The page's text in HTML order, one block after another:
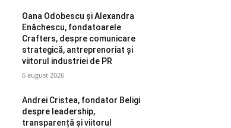
Oana Odobescu și Alexandra
Enăchescu, fondatoarele
Crafters, despre comunicare
strategică, antreprenoriat și
viitorul industriei de PR
6 august 2026
Andrei Cristea, fondator Beligi
despre leadership,
transparență și viitorul